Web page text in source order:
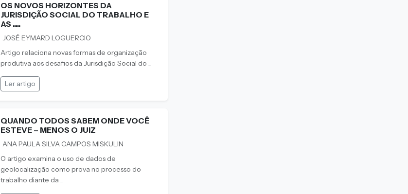
OS NOVOS HORIZONTES DA
JURISDIÇÃO SOCIAL DO TRABALHO E
AS .....
JOSÉ EYMARD LOGUERCIO
Artigo relaciona novas formas de organização
produtiva aos desafios da Jurisdição Social do ...
Ler artigo
QUANDO TODOS SABEM ONDE VOCÊ
ESTEVE – MENOS O JUIZ
ANA PAULA SILVA CAMPOS MISKULIN
O artigo examina o uso de dados de
geolocalização como prova no processo do
trabalho diante da ...